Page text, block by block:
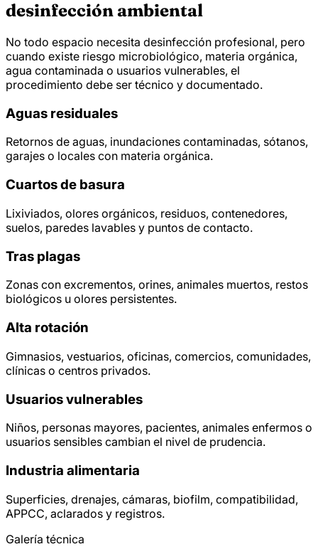
desinfección ambiental
No todo espacio necesita desinfección profesional, pero
cuando existe riesgo microbiológico, materia orgánica,
agua contaminada o usuarios vulnerables, el
procedimiento debe ser técnico y documentado.
Aguas residuales
Retornos de aguas, inundaciones contaminadas, sótanos,
garajes o locales con materia orgánica.
Cuartos de basura
Lixiviados, olores orgánicos, residuos, contenedores,
suelos, paredes lavables y puntos de contacto.
Tras plagas
Zonas con excrementos, orines, animales muertos, restos
biológicos u olores persistentes.
Alta rotación
Gimnasios, vestuarios, oficinas, comercios, comunidades,
clínicas o centros privados.
Usuarios vulnerables
Niños, personas mayores, pacientes, animales enfermos o
usuarios sensibles cambian el nivel de prudencia.
Industria alimentaria
Superficies, drenajes, cámaras, biofilm, compatibilidad,
APPCC, aclarados y registros.
Galería técnica